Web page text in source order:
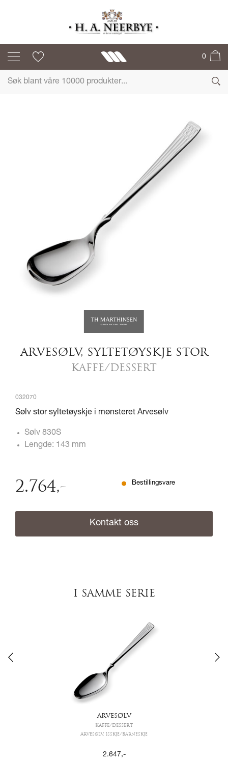
0
ARVESØLV, SYLTETØYSKJE STOR
KAFFE/DESSERT
032070
Sølv stor syltetøyskje i mønsteret Arvesølv
Sølv 830S
Lengde: 143 mm
2.764,- Bestillingsvare
Kontakt oss
I SAMME SERIE
ARVESØLV
KAFFE/DESSERT
Arvesølv, Isskje/Barneskje
2.647 ,-
ARVESØLV